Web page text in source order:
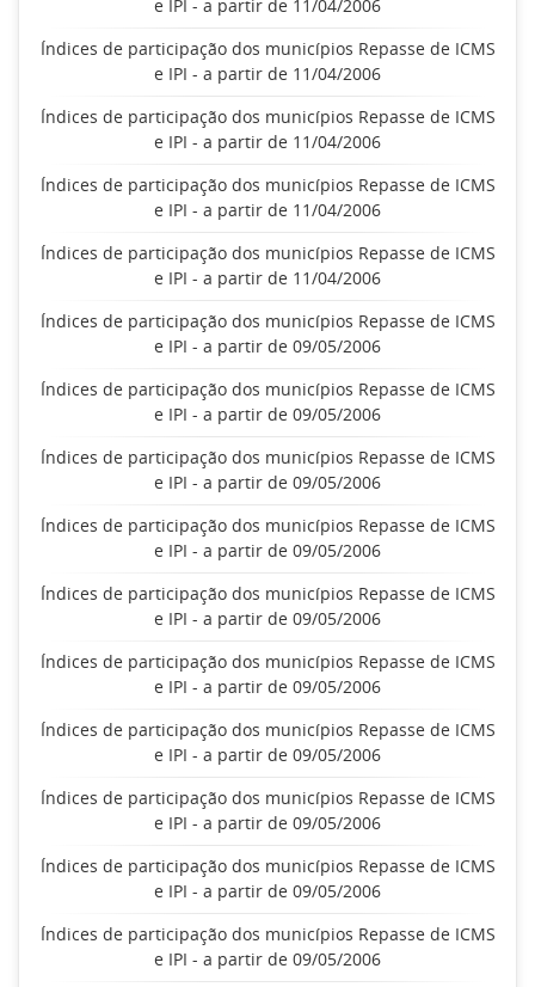
e IPI - a partir de 11/04/2006
Índices de participação dos municípios Repasse de ICMS
e IPI - a partir de 11/04/2006
Índices de participação dos municípios Repasse de ICMS
e IPI - a partir de 11/04/2006
Índices de participação dos municípios Repasse de ICMS
e IPI - a partir de 11/04/2006
Índices de participação dos municípios Repasse de ICMS
e IPI - a partir de 11/04/2006
Índices de participação dos municípios Repasse de ICMS
e IPI - a partir de 09/05/2006
Índices de participação dos municípios Repasse de ICMS
e IPI - a partir de 09/05/2006
Índices de participação dos municípios Repasse de ICMS
e IPI - a partir de 09/05/2006
Índices de participação dos municípios Repasse de ICMS
e IPI - a partir de 09/05/2006
Índices de participação dos municípios Repasse de ICMS
e IPI - a partir de 09/05/2006
Índices de participação dos municípios Repasse de ICMS
e IPI - a partir de 09/05/2006
Índices de participação dos municípios Repasse de ICMS
e IPI - a partir de 09/05/2006
Índices de participação dos municípios Repasse de ICMS
e IPI - a partir de 09/05/2006
Índices de participação dos municípios Repasse de ICMS
e IPI - a partir de 09/05/2006
Índices de participação dos municípios Repasse de ICMS
e IPI - a partir de 09/05/2006